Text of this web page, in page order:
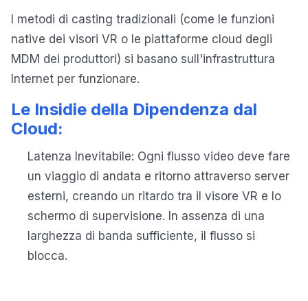
I metodi di casting tradizionali (come le funzioni
native dei visori VR o le piattaforme cloud degli
MDM dei produttori) si basano sull'infrastruttura
Internet per funzionare.
Le Insidie della Dipendenza dal
Cloud:
Latenza Inevitabile: Ogni flusso video deve fare
un viaggio di andata e ritorno attraverso server
esterni, creando un ritardo tra il visore VR e lo
schermo di supervisione. In assenza di una
larghezza di banda sufficiente, il flusso si
blocca.